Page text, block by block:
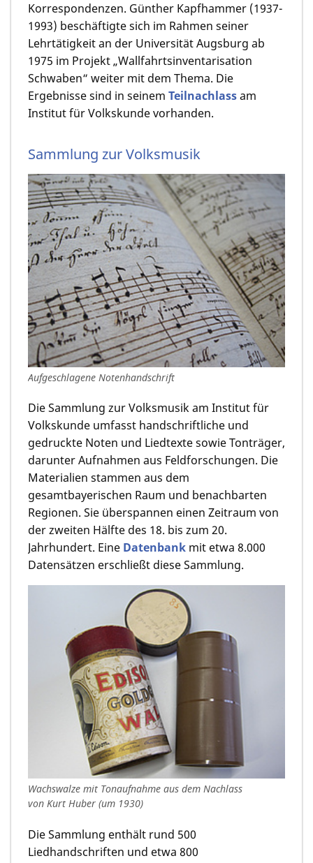
Korrespondenzen. Günther Kapfhammer (1937-
1993) beschäftigte sich im Rahmen seiner
Lehrtätigkeit an der Universität Augsburg ab
1975 im Projekt „Wallfahrtsinventarisation
Schwaben“ weiter mit dem Thema. Die
Ergebnisse sind in seinem Teilnachlassam
Institut für Volkskunde vorhanden.
Sammlung zur Volksmusik
Aufgeschlagene Notenhandschrift
Die Sammlung zur Volksmusik am Institut für
Volkskunde umfasst handschriftliche und
gedruckte Noten und Liedtexte sowie Tonträger,
darunter Aufnahmen aus Feldforschungen. Die
Materialien stammen aus dem
gesamtbayerischen Raum und benachbarten
Regionen. Sie überspannen einen Zeitraum von
der zweiten Hälfte des 18. bis zum 20.
Jahrhundert. Eine Datenbank mit etwa 8.000
Datensätzen erschließt diese Sammlung.
Wachswalze mit Tonaufnahme aus dem Nachlass
von Kurt Huber (um 1930)
Die Sammlung enthält rund 500
Liedhandschriften und etwa 800